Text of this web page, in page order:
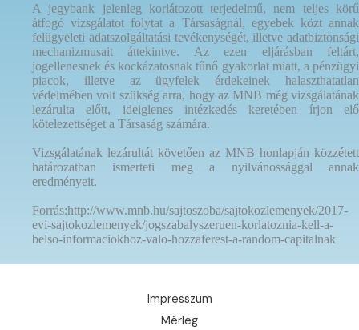
A jegybank jelenleg korlátozott terjedelmű, nem teljes körű
átfogó vizsgálatot folytat a Társaságnál, egyebek közt annak
felügyeleti adatszolgáltatási tevékenységét, illetve adatbiztonsági
mechanizmusait áttekintve. Az ezen eljárásban feltárt,
jogellenesnek és kockázatosnak tűnő gyakorlat miatt, a pénzügyi
piacok, illetve az ügyfelek érdekeinek halaszthatatlan
védelmében volt szükség arra, hogy az MNB még vizsgálatának
lezárulta előtt, ideiglenes intézkedés keretében írjon elő
kötelezettséget a Társaság számára.
Vizsgálatának lezárultát követően az MNB honlapján közzétett
határozatban ismerteti meg a nyilvánossággal annak
eredményeit.
Forrás:http://www.mnb.hu/sajtoszoba/sajtokozlemenyek/2017-
evi-sajtokozlemenyek/jogszabalyszeruen-korlatoznia-kell-a-
belso-informaciokhoz-valo-hozzaferest-a-random-capitalnak
Impresszum
Mérleg